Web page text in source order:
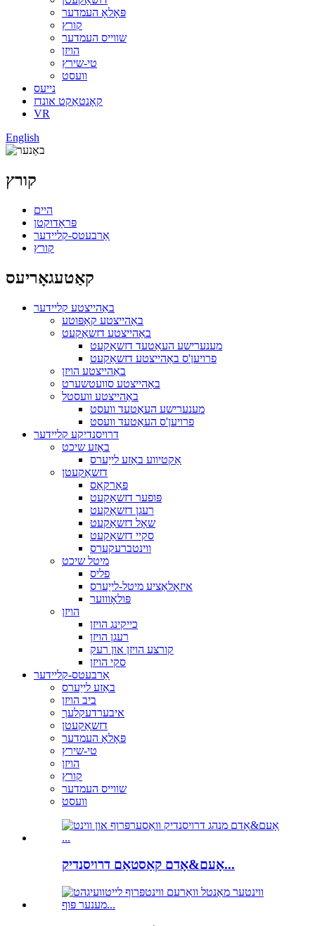
פּאָלאָ העמדער
קורץ
שווייס העמדער
הויזן
טי-שירץ
וועסט
נייעס
קאָנטאַקט אונדז
VR
English
קורץ
היים
פּראָדוקטן
אַרבעטס-קליידער
קורץ
קאַטעגאָריעס
באַהייצטע קליידער
באַהייצטע קאַפּוטע
באַהייצטע דזשאַקעט
מענערישע העאַטעד דזשאַקעט
פרויען'ס באַהייצטע דזשאַקעט
באַהייצטע הויזן
באַהייצטע סוועטשערט
באַהייצטע וועסטל
מענערישע העאַטעד וועסט
פרויען'ס העאַטעד וועסט
דרויסנדיקע קליידער
באַזע שיכט
אַקטיווע באַזע לייַערס
דזשאַקעטן
פּאַרקאַס
פּופער דזשאַקעט
רעגן דזשאַקעט
שאָל דזשאַקעט
סקיי דזשאַקעט
ווינטברעקערס
מיטל שיכט
פליס
איזאָלאַציע מיטל-לייַערס
פּולאָוווער
הויזן
כייקינג הויזן
רעגן הויזן
קורצע הויזן און רעק
סקי הויזן
אַרבעטס-קליידער
באַזע לייַערס
ביב הויזן
איבערדעקלעך
דזשאַקעטן
פּאָלאָ העמדער
טי-שירץ
הויזן
קורץ
שווייס העמדער
וועסט
אָעם&אָדם קאַסטאַם דרויסנדיק...